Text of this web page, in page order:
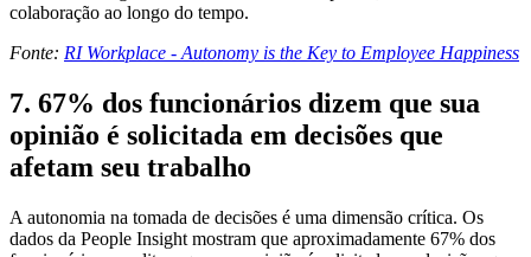
colaboração ao longo do tempo.
Fonte: RI Workplace - Autonomy is the Key to Employee Happiness
7. 67% dos funcionários dizem que sua
opinião é solicitada em decisões que
afetam seu trabalho
A autonomia na tomada de decisões é uma dimensão crítica. Os
dados da People Insight mostram que aproximadamente 67% dos